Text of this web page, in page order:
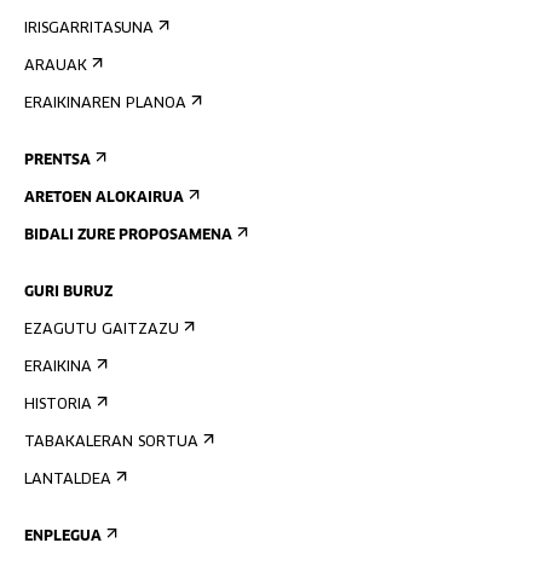
IRISGARRITASUNA
ARAUAK
ERAIKINAREN PLANOA
PRENTSA
ARETOEN ALOKAIRUA
BIDALI ZURE PROPOSAMENA
GURI BURUZ
EZAGUTU GAITZAZU
ERAIKINA
HISTORIA
TABAKALERAN SORTUA
LANTALDEA
ENPLEGUA